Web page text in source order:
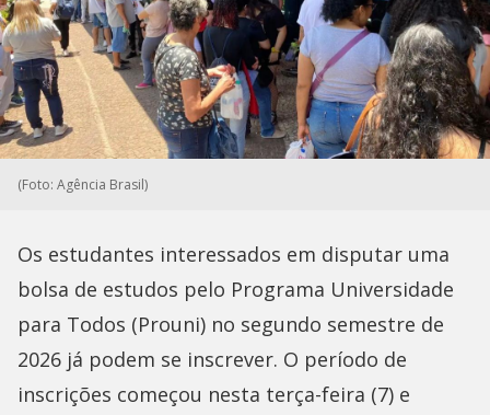
(Foto: Agência Brasil)
Os estudantes interessados em disputar uma
bolsa de estudos pelo Programa Universidade
para Todos (Prouni) no segundo semestre de
2026 já podem se inscrever. O período de
inscrições começou nesta terça-feira (7) e